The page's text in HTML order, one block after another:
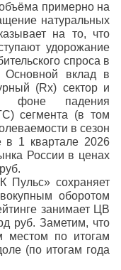
примерно на
натуральных
на то, что
удорожание
спроса в
Основной вклад в
(Rx) сектор и
фоне падения
сегмента (в том
в сезон
в 1 квартале 2026
России в ценах
Пульс» сохраняет
оборотом
занимает ЦВ
руб. Заметим, что
по итогам
(по итогам года